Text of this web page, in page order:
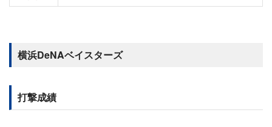
横浜DeNAベイスターズ
打撃成績